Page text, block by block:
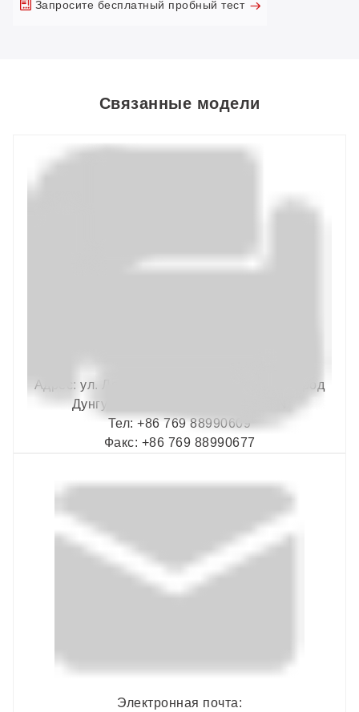
Запросите бесплатный пробный тест
Связанные модели
Адрес: ул. Ляньшэн, д. 1, город Хунмэй, город
Дунгуань, провинция Гуандун. CN
Тел: +86 769 88990609
Факс: +86 769 88990677
Электронная почта: